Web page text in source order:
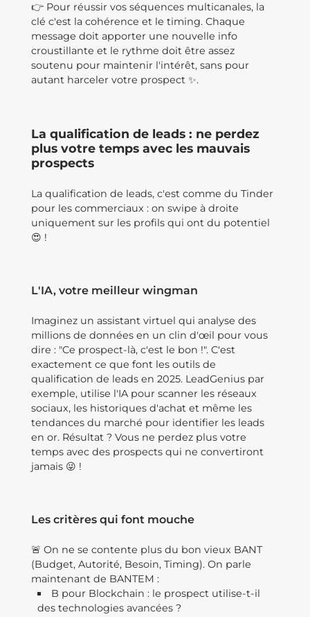
👉 Pour réussir vos séquences multicanales, la
clé c'est la cohérence et le timing. Chaque
message doit apporter une nouvelle info
croustillante et le rythme doit être assez
soutenu pour maintenir l'intérêt, sans pour
autant harceler votre prospect ✨.
La qualification de leads : ne perdez
plus votre temps avec les mauvais
prospects
La qualification de leads, c'est comme du Tinder
pour les commerciaux : on swipe à droite
uniquement sur les profils qui ont du potentiel
😍 !
L'IA, votre meilleur wingman
Imaginez un assistant virtuel qui analyse des
millions de données en un clin d'œil pour vous
dire : "Ce prospect-là, c'est le bon !". C'est
exactement ce que font les outils de
qualification de leads en 2025. LeadGenius par
exemple, utilise l'IA pour scanner les réseaux
sociaux, les historiques d'achat et même les
tendances du marché pour identifier les leads
en or. Résultat ? Vous ne perdez plus votre
temps avec des prospects qui ne convertiront
jamais 😜 !
Les critères qui font mouche
🚨 On ne se contente plus du bon vieux BANT
(Budget, Autorité, Besoin, Timing). On parle
maintenant de BANTEM :
B pour Blockchain : le prospect utilise-t-il
des technologies avancées ?